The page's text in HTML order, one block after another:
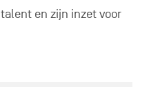
en zijn inzet voor